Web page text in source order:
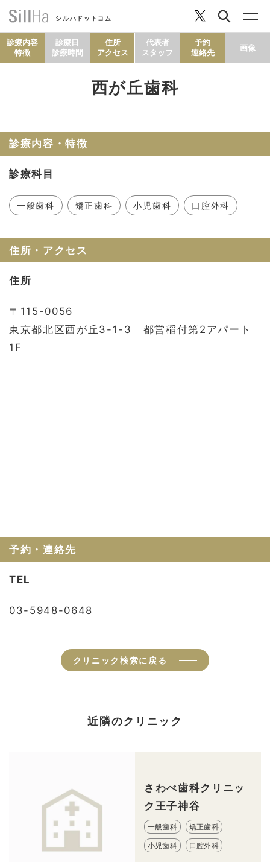
シルハドットコム
セルフチェック
診療内容
特徴
診療日
診療時間
住所
アクセス
代表者
スタッフ
予約
連絡先
画像
西が丘歯科
診療内容・特徴
診療科目
一般歯科 矯正歯科 小児歯科 口腔外科
住所・アクセス
住所
〒115-0056
東京都北区西が丘3-1-3 都営稲付第2アパート
1F
予約・連絡先
TEL
03-5948-0648
クリニック検索に戻る
近隣のクリニック
さわべ歯科クリニッ
ク王子神谷
一般歯科 矯正歯科
小児歯科 口腔外科